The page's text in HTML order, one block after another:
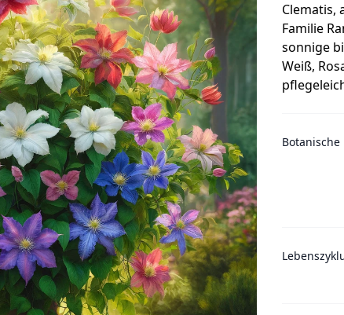
Clematis,
Familie
sonnige
Weiß,